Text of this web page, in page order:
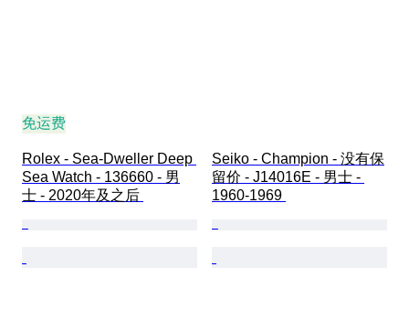
免运费
Rolex - Sea-Dweller Deep
Sea Watch - 136660 - 男
士 - 2020年及之后
Seiko - Champion - 没有保
留价 - J14016E - 男士 -
1960-1969